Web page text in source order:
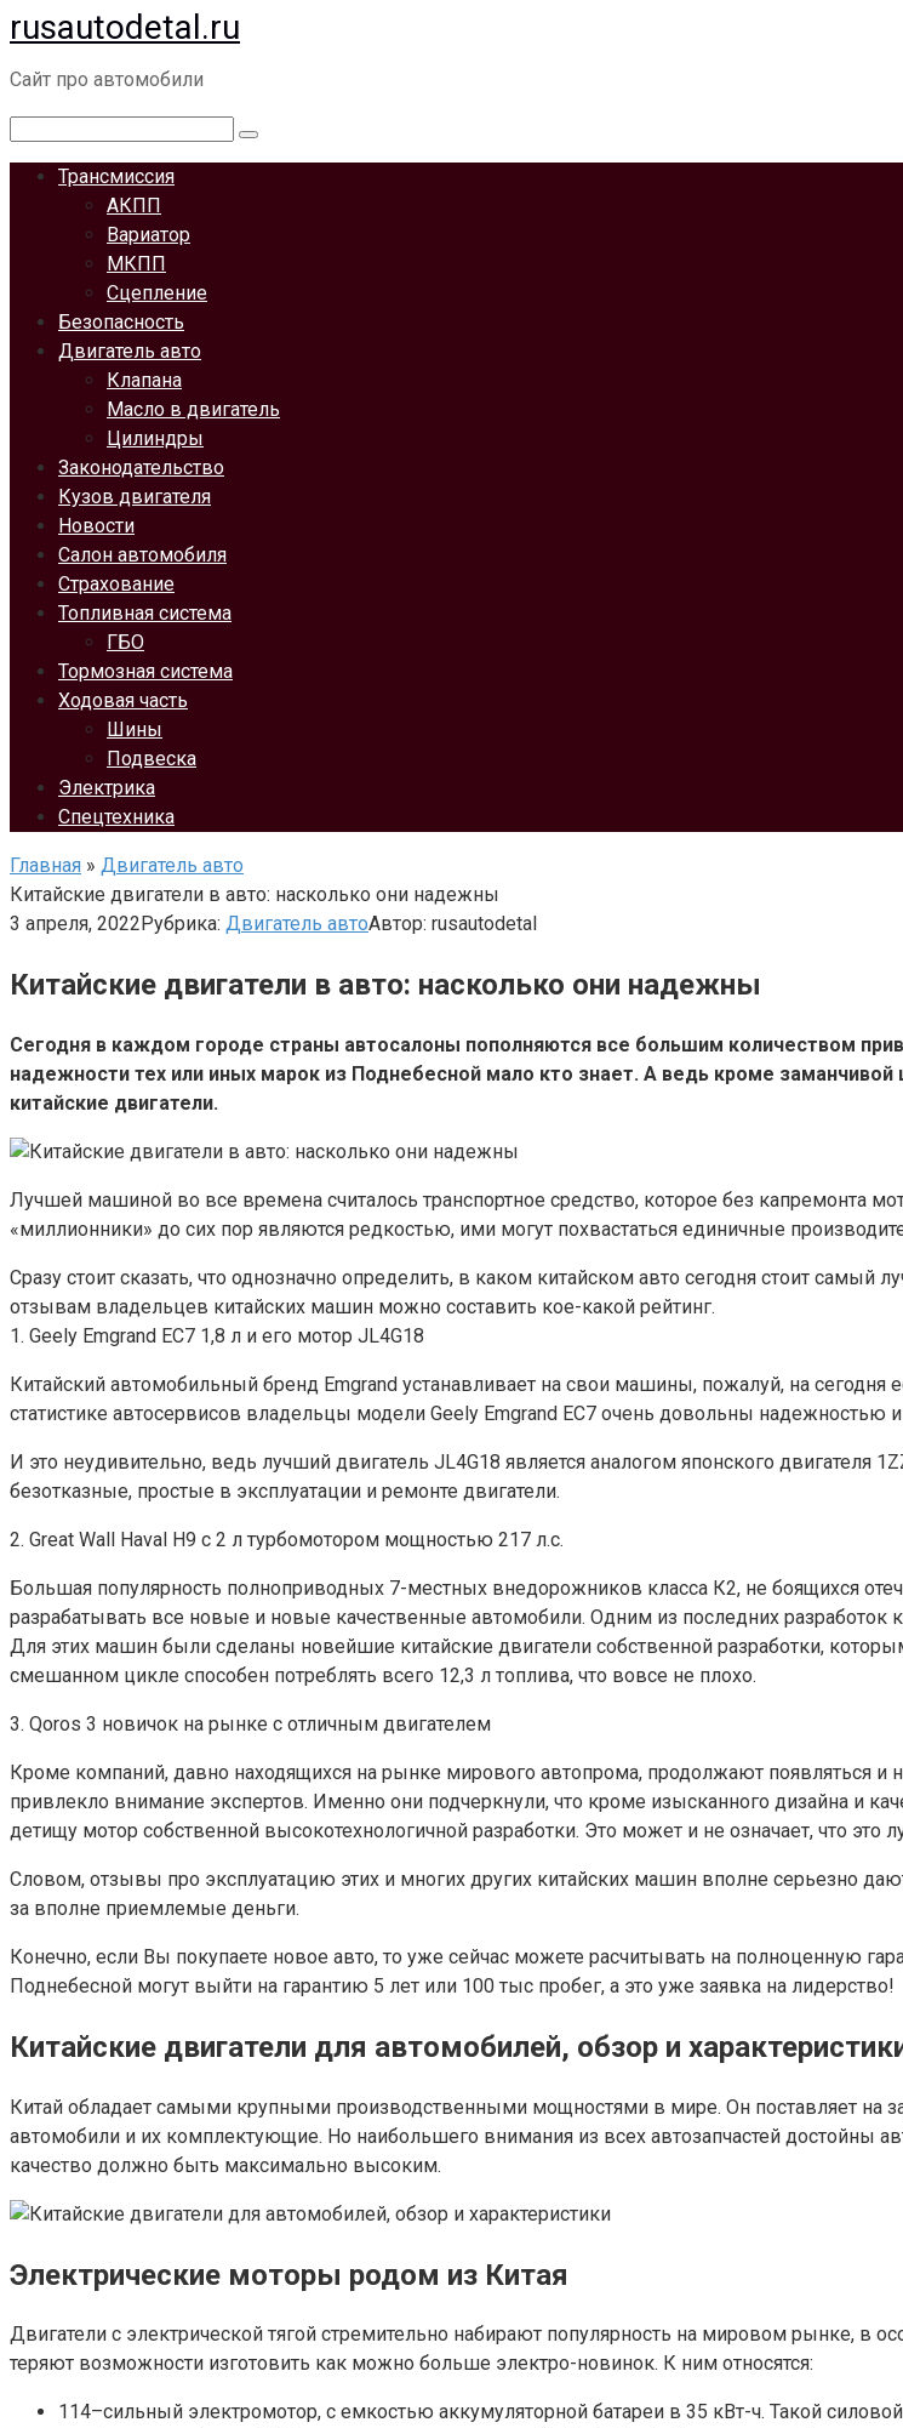
Перейти
к
контенту
rusautodetal.ru
Сайт про автомобили
Трансмиссия
АКПП
Вариатор
МКПП
Сцепление
Безопасность
Двигатель авто
Клапана
Масло в двигатель
Цилиндры
Законодательство
Кузов двигателя
Новости
Салон автомобиля
Страхование
Топливная система
ГБО
Тормозная система
Ходовая часть
Шины
Подвеска
Электрика
Спецтехника
Главная » Двигатель авто
Китайские двигатели в авто: насколько они надежны
3 апреля, 2022Рубрика: Двигатель автоАвтор: rusautodetal
Китайские двигатели в авто: насколько они надежны
Сегодня в каждом городе страны автосалоны пополняются все большим количеством
надежности тех или иных марок из Поднебесной мало кто знает. А ведь кроме
китайские двигатели.
Лучшей машиной во все времена считалось транспортное средство, которое без капремонта
«миллионники» до сих пор являются редкостью, ими могут похвастаться единичные
Сразу стоит сказать, что однозначно определить, в каком китайском авто сегодня стоит
отзывам владельцев китайских машин можно составить кое-какой рейтинг.
1. Geely Emgrand EC7 1,8 л и его мотор JL4G18
Китайский автомобильный бренд Emgrand устанавливает на свои машины, пожалуй, на
статистике автосервисов владельцы модели Geely Emgrand EC7 очень довольны надежностью и
И это неудивительно, ведь лучший двигатель JL4G18 является аналогом японского двигателя
безотказные, простые в эксплуатации и ремонте двигатели.
2. Great Wall Haval H9 с 2 л турбомотором мощностью 217 л.с.
Большая популярность полноприводных 7-местных внедорожников класса К2, не боящихся
разрабатывать все новые и новые качественные автомобили. Одним из последних
Для этих машин были сделаны новейшие китайские двигатели собственной разработки,
смешанном цикле способен потреблять всего 12,3 л топлива, что вовсе не плохо.
3. Qoros 3 новичок на рынке с отличным двигателем
Кроме компаний, давно находящихся на рынке мирового автопрома, продолжают появляться и
привлекло внимание экспертов. Именно они подчеркнули, что кроме изысканного дизайна и
детищу мотор собственной высокотехнологичной разработки. Это может и не означает, что
Словом, отзывы про эксплуатацию этих и многих других китайских машин вполне серьезно
за вполне приемлемые деньги.
Конечно, если Вы покупаете новое авто, то уже сейчас можете расчитывать на полноценную
Поднебесной могут выйти на гарантию 5 лет или 100 тыс пробег, а это уже заявка на лидерство!
Китайские двигатели для автомобилей, обзор и
Китай обладает самыми крупными производственными мощностями в мире. Он поставляет на
автомобили и их комплектующие. Но наибольшего внимания из всех автозапчастей достойны
качество должно быть максимально высоким.
Электрические моторы родом из Китая
Двигатели с электрической тягой стремительно набирают популярность на мировом рынке, в
теряют возможности изготовить как можно больше электро-новинок. К ним относятся:
114–сильный электромотор, с емкостью аккумуляторной батареи в 35 кВт-ч. Такой